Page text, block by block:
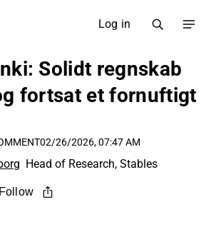
Log in
Solidt regnskab
fortsat et fornuftigt
02/26/2026, 07:47 AM
Head of Research, Stables
Follow